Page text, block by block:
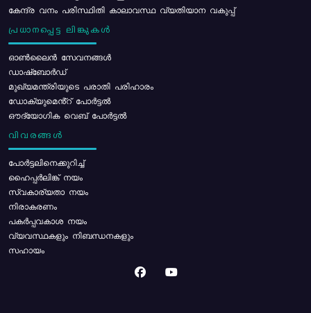
കേന്ദ്ര വനം പരിസ്ഥിതി കാലാവസ്ഥ വ്യതിയാന വകുപ്പ്
പ്രധാനപ്പെട്ട ലിങ്കുകൾ
ഓൺലൈൻ സേവനങ്ങൾ
ഡാഷ്ബോർഡ്
മുഖ്യമന്ത്രിയുടെ പരാതി പരിഹാരം
ഡോക്യുമെൻ്റ് പോർട്ടൽ
ഔദ്യോഗിക വെബ് പോർട്ടൽ
വിവരങ്ങൾ
പോര്‍ട്ടലിനെക്കുറിച്ച്
ഹൈപ്പർലിങ്ക് നയം
സ്വകാര്യതാ നയം
നിരാകരണം
പകർപ്പവകാശ നയം
വ്യവസ്ഥകളും നിബന്ധനകളും
സഹായം